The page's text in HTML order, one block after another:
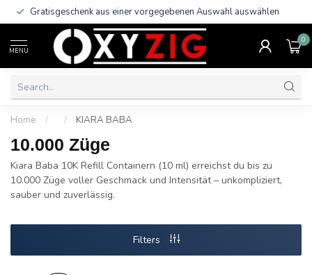
Gratisgeschenk aus einer vorgegebenen Auswahl auswählen
MENU
0
Home / / KIARA BABA
10.000 Züge
Kiara Baba 10K Refill Containern (10 ml) erreichst du bis zu
10.000 Züge voller Geschmack und Intensität – unkompliziert,
sauber und zuverlässig.
Filters